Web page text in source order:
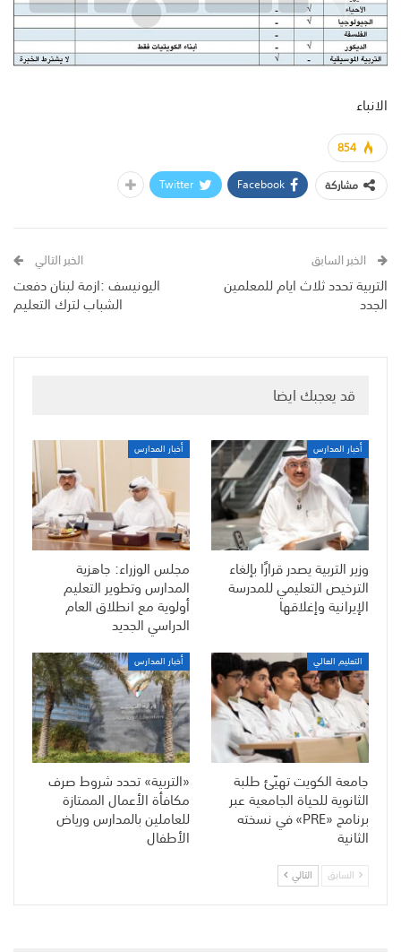
الانباء
854
مشاركة
Facebook
Twitter
الخبر السابق
التربية تحدد ثلاث ايام للمعلمين
الجدد
الخبر التالي
اليونيسف :ازمة لبنان دفعت
الشباب لترك التعليم
قد يعجبك ايضا
أخبار المدارس
وزير التربية يصدر قرارًا بإلغاء
الترخيص التعليمي للمدرسة
الإيرانية وإغلاقها
أخبار المدارس
مجلس الوزراء: جاهزية
المدارس وتطوير التعليم
أولوية مع انطلاق العام
الدراسي الجديد
التعليم العالي
جامعة الكويت تهيّئ طلبة
الثانوية للحياة الجامعية عبر
برنامج «PRE» في نسخته
الثانية
أخبار المدارس
«التربية» تحدد شروط صرف
مكافأة الأعمال الممتازة
للعاملين بالمدارس ورياض
الأطفال
السابق التالي